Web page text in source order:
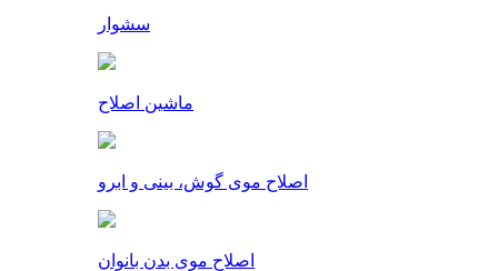
سشوار
ماشین اصلاح
اصلاح موی گوش، بینی و ابرو
اصلاح موی بدن بانوان